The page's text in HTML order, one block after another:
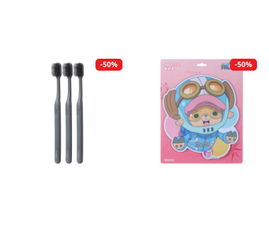
-50% -50%